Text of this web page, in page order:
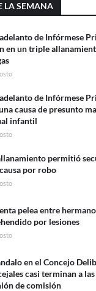
LA SEMANA
de Infórmese
en un triple
de Infórmese
causa de presunto
infantil
permitió
por robo
pelea entre
por lesiones
en el Concejo
casi terminan a
de comisión